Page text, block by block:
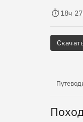
18ч